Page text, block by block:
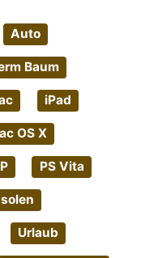
Auto
Baum
iPad
OS X
PS Vita
Urlaub